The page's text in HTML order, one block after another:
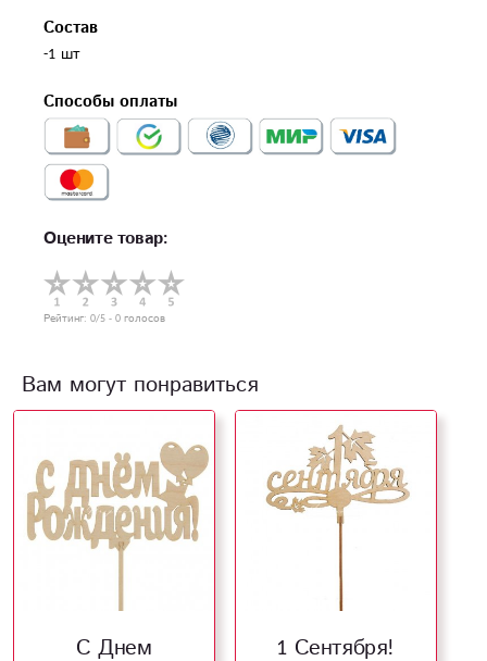
Состав
-1 шт
Способы оплаты
Оцените товар:
Рейтинг: 0/5 - 0 голосов
Вам могут понравиться
С Днем 1 Сентября!